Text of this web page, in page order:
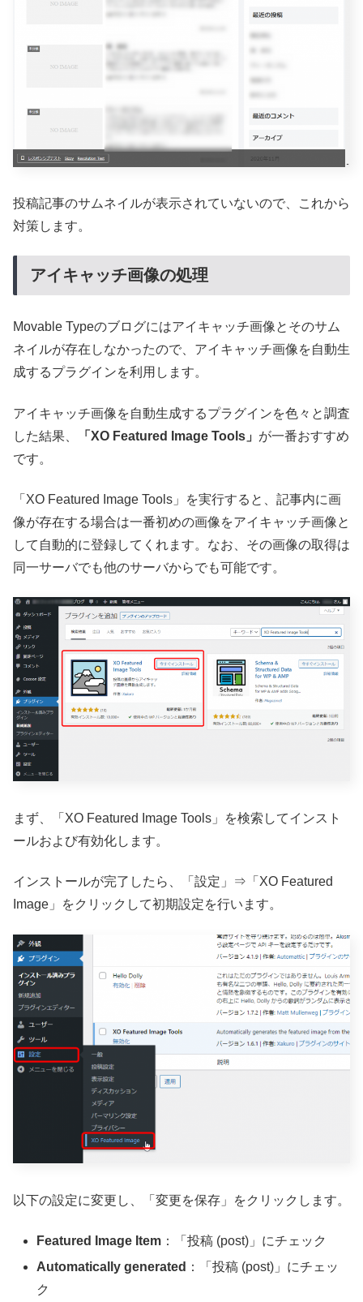
投稿記事のサムネイルが表示されていないので、これから
対策します。
アイキャッチ画像の処理
Movable Typeのブログにはアイキャッチ画像とそのサム
ネイルが存在しなかったので、アイキャッチ画像を自動生
成するプラグインを利用します。
アイキャッチ画像を自動生成するプラグインを色々と調査
した結果、
「XO Featured Image Tools」 が一番おすすめ
です。
「XO Featured Image Tools」を実行すると、記事内に画
像が存在する場合は一番初めの画像をアイキャッチ画像と
して自動的に登録してくれます。なお、その画像の取得は
同一サーバでも他のサーバからでも可能です。
まず、「XO Featured Image Tools」を検索してインスト
ールおよび有効化します。
インストールが完了したら、「設定」⇒「XO Featured
Image」をクリックして初期設定を行います。
以下の設定に変更し、「変更を保存」をクリックします。
Featured Image Item ：「投稿 (post)」にチェック
Automatically generated ：「投稿 (post)」にチェッ
ク